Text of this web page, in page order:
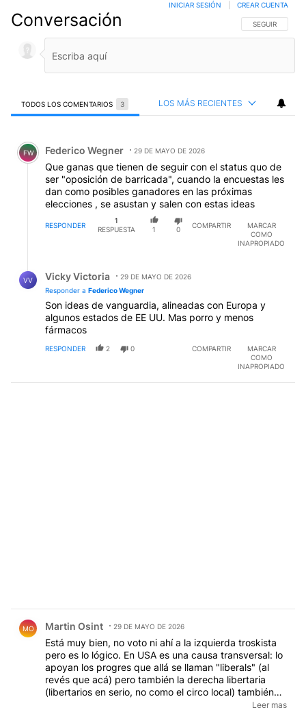
Conversación SIGA ESTA
SEGUIR
INICIAR SESIÓN CREAR CUENTA
TODOS LOS COMENTARIOS 3 LOS MÁS RECIENTES
Comentario de Federico Wegner.
FW Federico Wegner 29 DE MAYO DE 2026
Que ganas que tienen de seguir con el status quo de
ser "oposición de barricada", cuando la encuestas les
dan como posibles ganadores en las próximas
elecciones , se asustan y salen con estas ideas
RESPONDER
1
RESPUESTA
1 0
COMPARTIR
MARCAR
COMO
INAPROPIADO
VV Vicky Victoria
29 DE MAYO DE 2026
Responder a Federico Wegner
Son ideas de vanguardia, alineadas con Europa y
algunos estados de EE UU. Mas porro y menos
fármacos
RESPONDER 2 0 COMPARTIR
MARCAR
COMO
INAPROPIADO
MO Martin Osint 29 DE MAYO DE 2026
Está muy bien, no voto ni ahí a la izquierda troskista
pero es lo lógico. En USA es una causa transversal: lo
apoyan los progres que allá se llaman "liberals" (al
revés que acá) pero también la derecha libertaria
(libertarios en serio, no como el circo local) también
suscribe esa política. Es lógica pura: si reinvincas la
Leer mas